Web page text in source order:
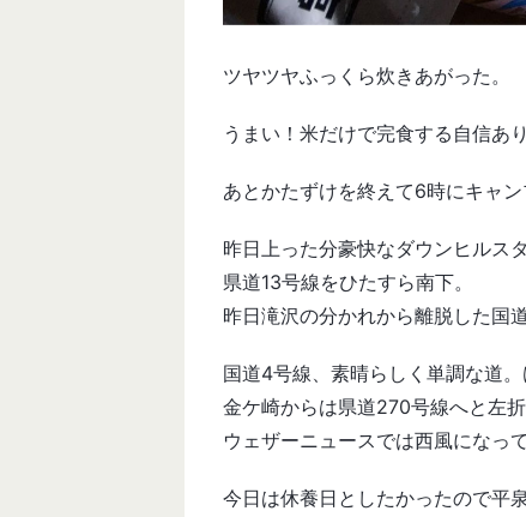
ツヤツヤふっくら炊きあがった。
うまい！米だけで完食する自信あり
あとかたずけを終えて6時にキャ
昨日上った分豪快なダウンヒルスタ
県道13号線をひたすら南下。
昨日滝沢の分かれから離脱した国
国道4号線、素晴らしく単調な道
金ケ崎からは県道270号線へと左
ウェザーニュースでは西風になっ
今日は休養日としたかったので平